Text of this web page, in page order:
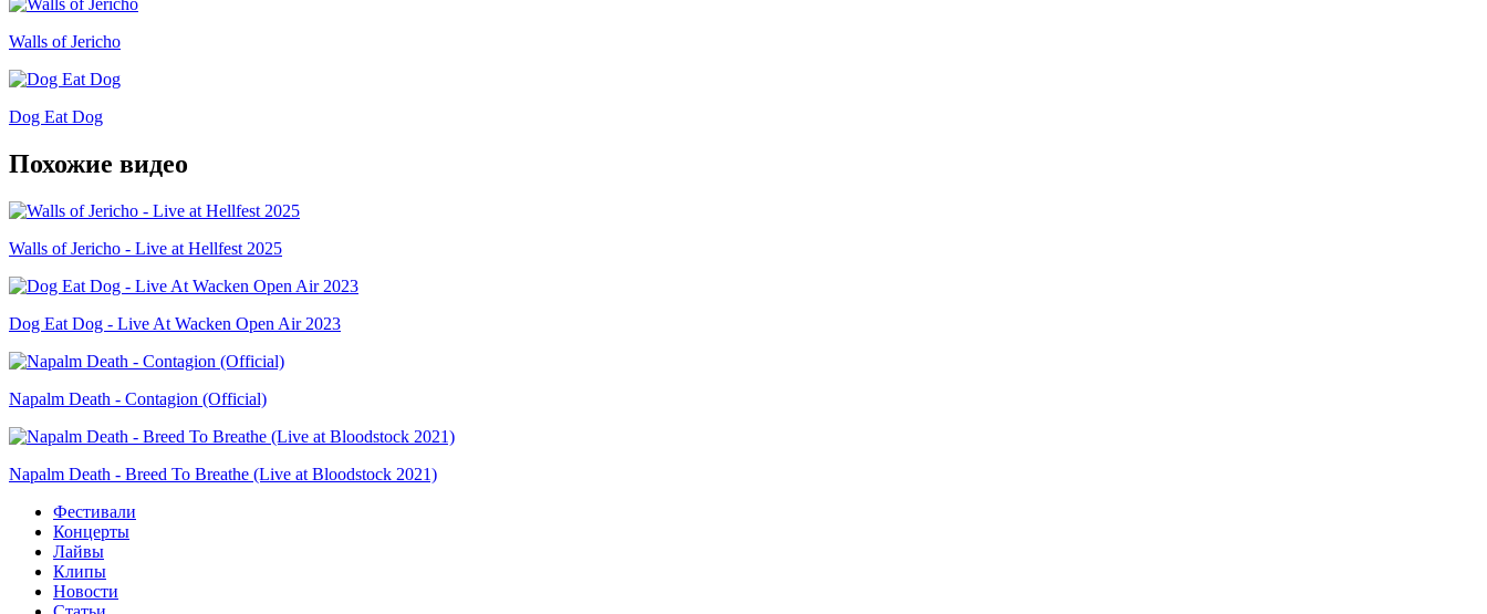
Walls of Jericho
Dog Eat Dog
Похожие видео
Walls of Jericho - Live at Hellfest 2025
Dog Eat Dog - Live At Wacken Open Air 2023
Napalm Death - Contagion (Official)
Napalm Death - Breed To Breathe (Live at Bloodstock 2021)
Фестивали
Концерты
Лайвы
Клипы
Новости